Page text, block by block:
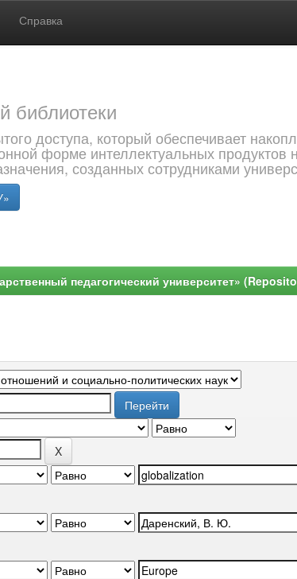
Справка
библиотеки
доступа, который обеспечивает
форме интеллектуальных продуктов
созданных сотрудниками
педагогический университет»